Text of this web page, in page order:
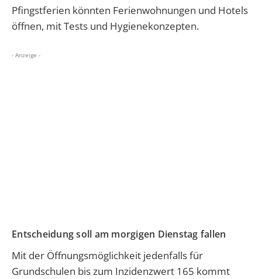
Pfingstferien könnten Ferienwohnungen und Hotels
öffnen, mit Tests und Hygienekonzepten.
- Anzeige -
Entscheidung soll am morgigen Dienstag fallen
Mit der Öffnungsmöglichkeit jedenfalls für
Grundschulen bis zum Inzidenzwert 165 kommt